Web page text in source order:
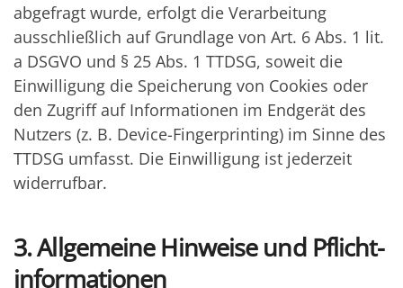
abgefragt wurde, erfolgt die Verarbeitung
ausschließlich auf Grundlage von Art. 6 Abs. 1 lit.
a DSGVO und § 25 Abs. 1 TTDSG, soweit die
Einwilligung die Speicherung von Cookies oder
den Zugriff auf Informationen im Endgerät des
Nutzers (z. B. Device-Fingerprinting) im Sinne des
TTDSG umfasst. Die Einwilligung ist jederzeit
widerrufbar.
3. Allgemeine Hinweise und Pflicht­
informationen